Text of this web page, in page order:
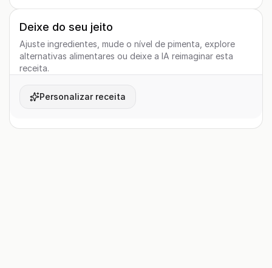
Deixe do seu jeito
Ajuste ingredientes, mude o nível de pimenta, explore
alternativas alimentares ou deixe a IA reimaginar esta
receita.
Personalizar receita